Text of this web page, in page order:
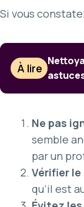
Si vous
À lire
Ne pas
semble
par un
Vérifier
qu’il est